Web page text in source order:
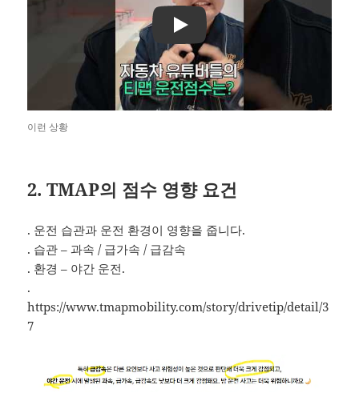
Play
이런 상황
2. TMAP의 점수 영향 요건
. 운전 습관과 운전 환경이 영향을 줍니다.
. 습관 – 과속 / 급가속 / 급감속
. 환경 – 야간 운전.
.
https://www.tmapmobility.com/story/drivetip/detail/3
7